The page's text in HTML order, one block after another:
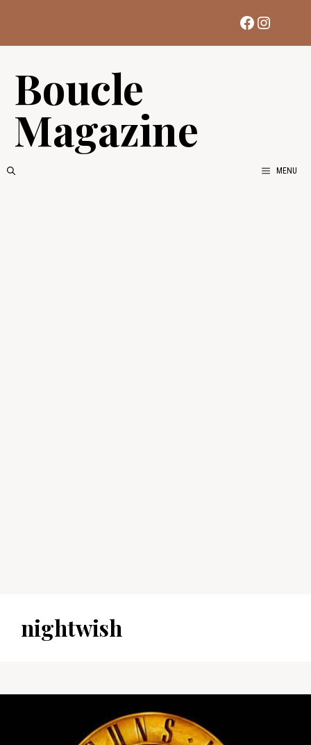
contenu
Facebook
Boucle
Magazine
MENU
nightwish